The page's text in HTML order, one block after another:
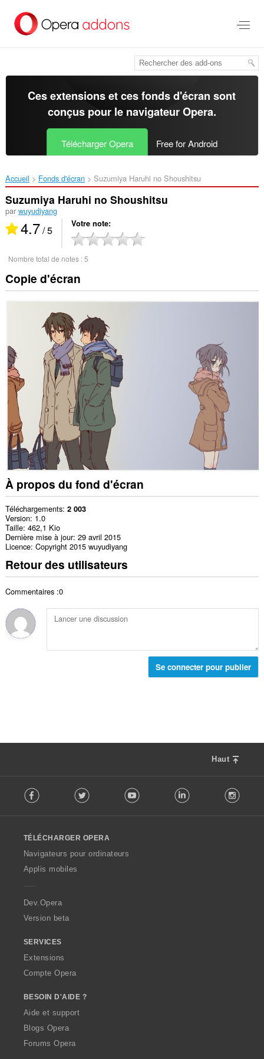
contenu
Ces extensions et ces fonds d'écran sont
conçus pour le navigateur Opera.
Télécharger Opera Free for Android
Accueil Fonds d'écran Suzumiya Haruhi no Shoushitsu‎
Suzumiya Haruhi no Shoushitsu
par wuyudiyang
4.7/ 5 Votre note
Nombre total de notes :5
Copie d'écran
À propos du fond d'écran
Téléchargements 2 003
Version 1.0
Taille 462,1 Kio
Dernière mise à jour 29 avril 2015
Licence Copyright 2015 wuyudiyang
Retour des utilisateurs
Commentaires :0
Se connecter pour publier
Haut
o
w
O
p
a
Facebook Twitter Youtube LinkedIn
TÉLÉCHARGER OPERA
Navigateurs pour ordinateurs
Applis mobiles
Dev.Opera
Version beta
SERVICES
Extensions
Compte Opera
BESOIN D'AIDE ?
Aide et support
Blogs Opera
Forums Opera